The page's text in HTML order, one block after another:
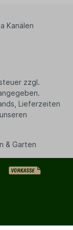
Kanälen
zzgl.
Lieferzeiten
& Garten